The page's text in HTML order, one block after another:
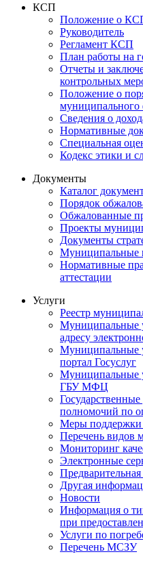
КСП
Положение о
Руководитель
Регламент КСП
План работы на
Отчеты и
контрольных
Положение о
муниципального
Сведения о
Нормативные
Специальная
Кодекс этики и
Документы
Каталог
Порядок
Обжалованные
Проекты
Документы
Муниципальные
Нормативные
аттестации
Услуги
Реестр
Муниципальные
адресу
Муниципальные
портал Госуслуг
Муниципальные
ГБУ МФЦ
полномочий по
Меры
Перечень видов
Мониторинг
Электронные
Предварительная
Другая
Новости
Информация о
при
Услуги по
Перечень МСЗУ